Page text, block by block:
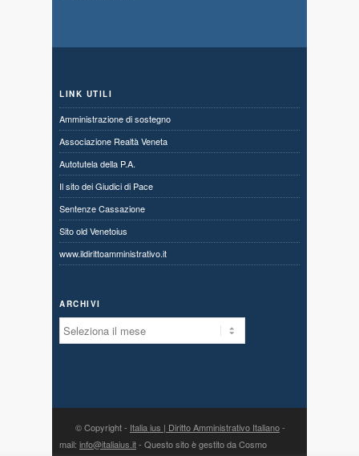
LINK UTILI
Amministrazione di sostegno
Associazione Realtà Veneta
Autotutela della P.A.
Il sito dei Giudici di Pace
Sentenze Cassazione
Sito old Venetoius
www.ildirittoamministrativo.it
ARCHIVI
Archivi
© Copyright - Italia ius | Diritto Amministrativo Italiano-
mail: info@italiaius.it- Questo sito è gestito da Cosmo